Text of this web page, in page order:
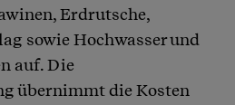
Erdrutsche,
sowie Hochwasser und
auf. Die
übernimmt die Kosten